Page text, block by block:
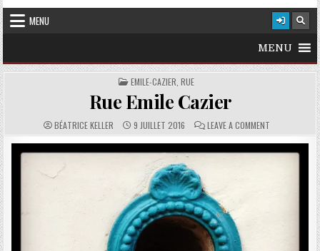
MENU
MENU
POSTED IN
EMILE-CAZIER, RUE
Rue Emile Cazier
AUTHOR:
BÉATRICE KELLER PUBLISHED DATE:
9 JUILLET 2016 COMMENTS:
LEAVE A COMMENTON RUE EMILE